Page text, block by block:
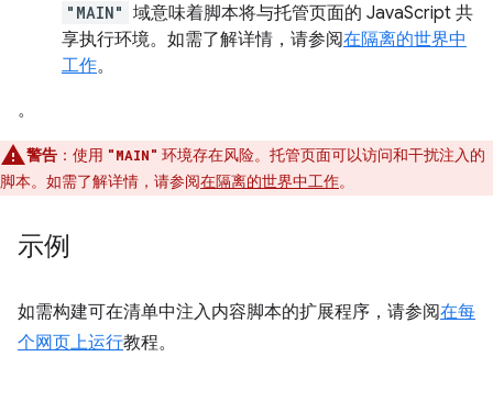
"MAIN" 域意味着脚本将与托管页面的 JavaScript 共
享执行环境。如需了解详情，请参阅在隔离的世界中
工作。
。
警告 ：使用 "MAIN" 环境存在风险。托管页面可以访问和干扰注入的
脚本。如需了解详情，请参阅在隔离的世界中工作。
示例
如需构建可在清单中注入内容脚本的扩展程序，请参阅在每
个网页上运行教程。